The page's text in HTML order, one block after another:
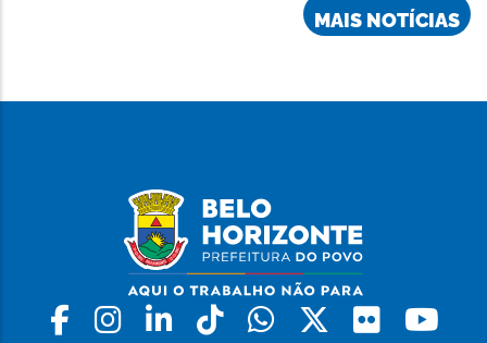
MAIS NOTÍCIAS
Facebook
Instagram
LinkedinTiktokWhatsapp
X Flickr